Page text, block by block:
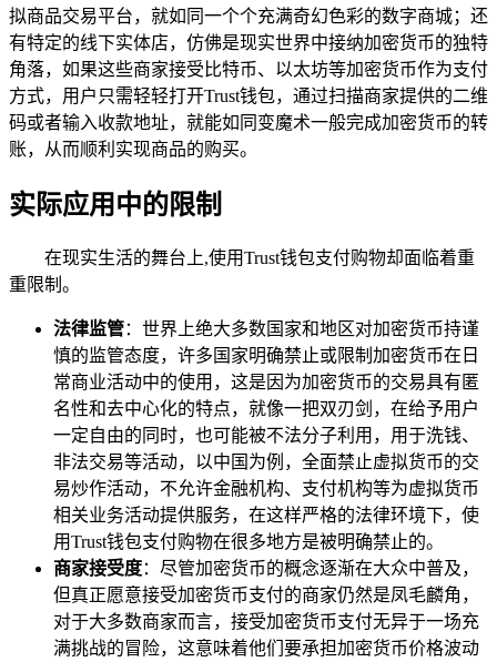
拟商品交易平台，就如同一个个充满奇幻色彩的数字商城；还
有特定的线下实体店，仿佛是现实世界中接纳加密货币的独特
角落，如果这些商家接受比特币、以太坊等加密货币作为支付
方式，用户只需轻轻打开Trust钱包，通过扫描商家提供的二维
码或者输入收款地址，就能如同变魔术一般完成加密货币的转
账，从而顺利实现商品的购买。
实际应用中的限制
在现实生活的舞台上,使用Trust钱包支付购物却面临着重
重限制。
法律监管：世界上绝大多数国家和地区对加密货币持谨
慎的监管态度，许多国家明确禁止或限制加密货币在日
常商业活动中的使用，这是因为加密货币的交易具有匿
名性和去中心化的特点，就像一把双刃剑，在给予用户
一定自由的同时，也可能被不法分子利用，用于洗钱、
非法交易等活动，以中国为例，全面禁止虚拟货币的交
易炒作活动，不允许金融机构、支付机构等为虚拟货币
相关业务活动提供服务，在这样严格的法律环境下，使
用Trust钱包支付购物在很多地方是被明确禁止的。
商家接受度：尽管加密货币的概念逐渐在大众中普及，
但真正愿意接受加密货币支付的商家仍然是凤毛麟角，
对于大多数商家而言，接受加密货币支付无异于一场充
满挑战的冒险，这意味着他们要承担加密货币价格波动